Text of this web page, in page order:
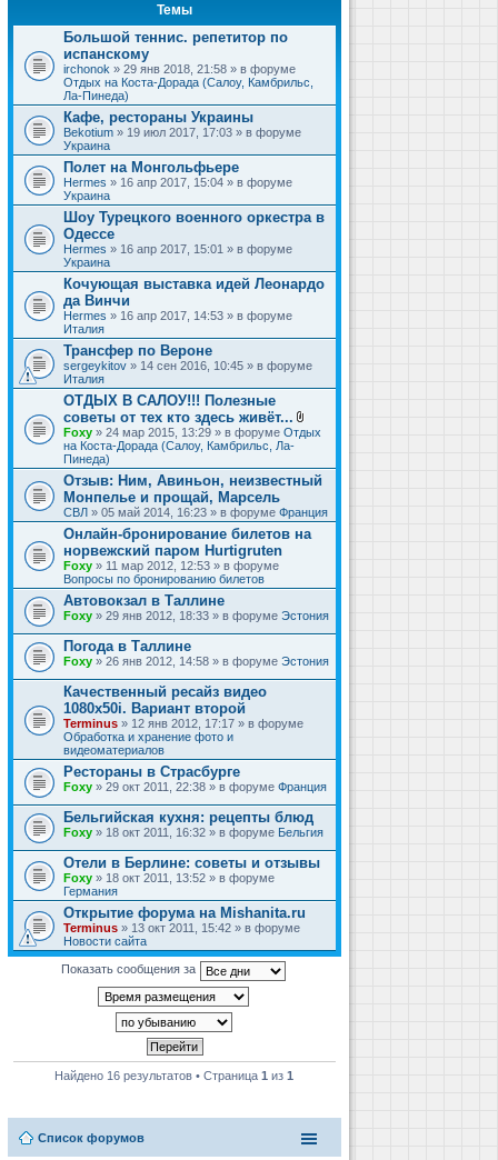
Темы
Большой теннис. репетитор по
испанскому
irchonok » 29 янв 2018, 21:58 » в форуме
Отдых на Коста-Дорада (Салоу, Камбрильс,
Ла-Пинеда)
Кафе, рестораны Украины
Bekotium » 19 июл 2017, 17:03 » в форуме
Украина
Полет на Монгольфьере
Hermes » 16 апр 2017, 15:04 » в форуме
Украина
Шоу Турецкого военного оркестра в
Одессе
Hermes » 16 апр 2017, 15:01 » в форуме
Украина
Кочующая выставка идей Леонардо
да Винчи
Hermes » 16 апр 2017, 14:53 » в форуме
Италия
Трансфер по Вероне
sergeykitov » 14 сен 2016, 10:45 » в форуме
Италия
ОТДЫХ В САЛОУ!!! Полезные
советы от тех кто здесь живёт...
В
л
ж
е
и
я
Foxy » 24 мар 2015, 13:29 » в форуме Отдых
на Коста-Дорада (Салоу, Камбрильс, Ла-
Пинеда)
Отзыв: Ним, Авиньон, неизвестный
Монпелье и прощай, Марсель
СВЛ » 05 май 2014, 16:23 » в форуме Франция
Онлайн-бронирование билетов на
норвежский паром Hurtigruten
Foxy » 11 мар 2012, 12:53 » в форуме
Вопросы по бронированию билетов
Автовокзал в Таллине
Foxy » 29 янв 2012, 18:33 » в форуме Эстония
Погода в Таллине
Foxy » 26 янв 2012, 14:58 » в форуме Эстония
Качественный ресайз видео
1080x50i. Вариант второй
Terminus » 12 янв 2012, 17:17 » в форуме
Обработка и хранение фото и
видеоматериалов
Рестораны в Страсбурге
Foxy » 29 окт 2011, 22:38 » в форуме Франция
Бельгийская кухня: рецепты блюд
Foxy » 18 окт 2011, 16:32 » в форуме Бельгия
Отели в Берлине: советы и отзывы
Foxy » 18 окт 2011, 13:52 » в форуме
Германия
Открытие форума на Mishanita.ru
Terminus » 13 окт 2011, 15:42 » в форуме
Новости сайта
Показать сообщения за
Найдено 16 результатов • Страница1 из1
Список форумов